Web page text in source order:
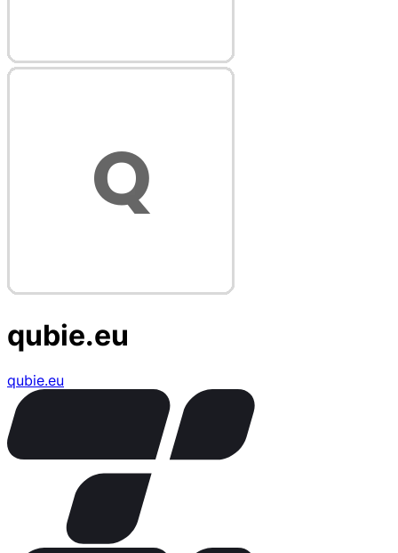
qubie.eu
qubie.eu